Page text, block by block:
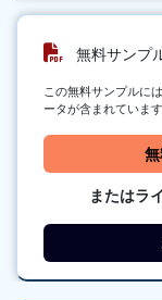
無料サンプ
この無料サンプルに
ータが含まれています
またはラ